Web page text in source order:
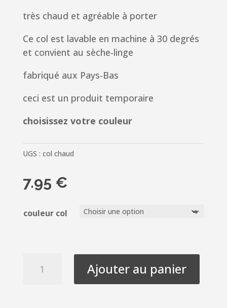
très chaud et agréable à porter
Ce col est lavable en machine à 30 degrés
et convient au sèche-linge
fabriqué aux Pays-Bas
ceci est un produit temporaire
choisissez votre couleur
UGS : col chaud
7.95 €
couleur col
Ajouter au panier